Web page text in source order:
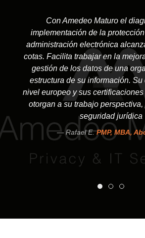
Con Amedeo Maturo el
implementación de la
administración electrónica
cotas. Facilita trabajar en la
gestión de los datos de una
estructura de su información.
nivel europeo y sus
otorgan a su trabajo
seguridad jurídica
Rafael E.PMP, MBA,